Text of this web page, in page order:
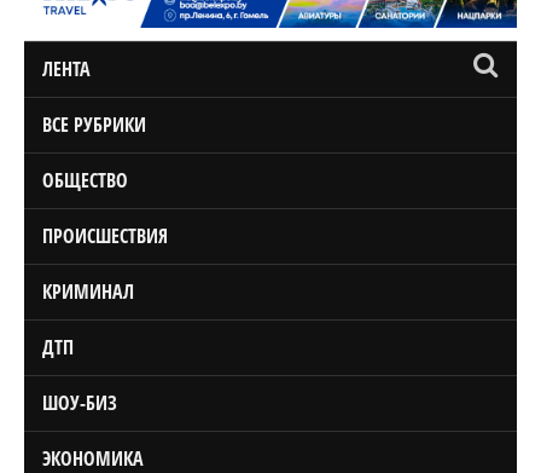
ЛЕНТА
ВСЕ РУБРИКИ
ОБЩЕСТВО
ПРОИСШЕСТВИЯ
КРИМИНАЛ
ДТП
ШОУ-БИЗ
ЭКОНОМИКА